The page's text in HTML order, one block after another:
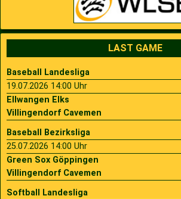
LAST GAME
Baseball Landesliga
19.07.2026 14:00 Uhr
Ellwangen Elks
Villingendorf Cavemen
Baseball Bezirksliga
25.07.2026 14:00 Uhr
Green Sox Göppingen
Villingendorf Cavemen
Softball Landesliga